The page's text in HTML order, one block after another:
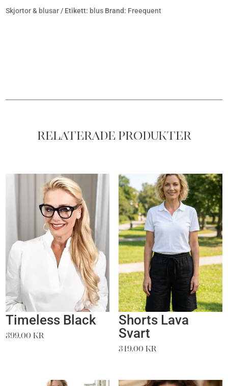
Skjortor & blusar Etikett: blus Brand: Freequent
Relaterade produkter
Timeless Black
399,00kr
Shorts Lava
Svart
349,00 kr